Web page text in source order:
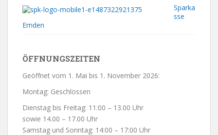
Sparka
sse
Emden
ÖFFNUNGSZEITEN
Geöffnet vom 1. Mai bis 1. November 2026:
Montag: Geschlossen
Dienstag bis Freitag: 11:00 – 13.00 Uhr
sowie 14.00 – 17.00 Uhr
Samstag und Sonntag: 14:00 – 17:00 Uhr